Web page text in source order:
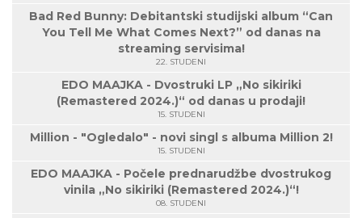
Bad Red Bunny: Debitantski studijski album “Can
You Tell Me What Comes Next?” od danas na
streaming servisima!
22. STUDENI
EDO MAAJKA - Dvostruki LP „No sikiriki
(Remastered 2024.)“ od danas u prodaji!
15. STUDENI
Million - "Ogledalo" - novi singl s albuma Million 2!
15. STUDENI
EDO MAAJKA - Počele prednarudžbe dvostrukog
vinila „No sikiriki (Remastered 2024.)“!
08. STUDENI